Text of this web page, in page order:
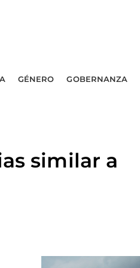
GÉNERO GOBERNANZA
similar a